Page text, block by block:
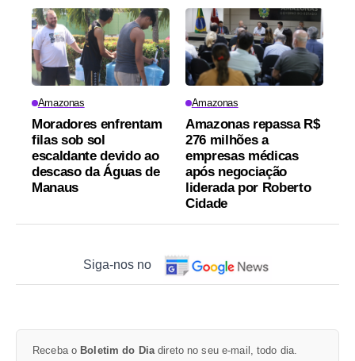
Amazonas
Moradores enfrentam
filas sob sol
escaldante devido ao
descaso da Águas de
Manaus
Amazonas
Amazonas repassa R$
276 milhões a
empresas médicas
após negociação
liderada por Roberto
Cidade
Siga-nos no
Receba o Boletim do Dia direto no seu e-mail, todo dia.